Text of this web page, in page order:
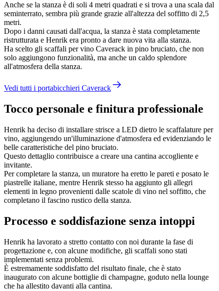
Anche se la stanza è di soli 4 metri quadrati e si trova a una scala dal
seminterrato, sembra più grande grazie all'altezza del soffitto di 2,5
metri.
Dopo i danni causati dall'acqua, la stanza è stata completamente
ristrutturata e Henrik era pronto a dare nuova vita alla stanza.
Ha scelto gli scaffali per vino Caverack in pino bruciato, che non
solo aggiungono funzionalità, ma anche un caldo splendore
all'atmosfera della stanza.
Vedi tutti i portabicchieri Caverack
Tocco personale e finitura professionale
Henrik ha deciso di installare strisce a LED dietro le scaffalature per
vino, aggiungendo un'illuminazione d'atmosfera ed evidenziando le
belle caratteristiche del pino bruciato.
Questo dettaglio contribuisce a creare una cantina accogliente e
invitante.
Per completare la stanza, un muratore ha eretto le pareti e posato le
piastrelle italiane, mentre Henrik stesso ha aggiunto gli allegri
elementi in legno provenienti dalle scatole di vino nel soffitto, che
completano il fascino rustico della stanza.
Processo e soddisfazione senza intoppi
Henrik ha lavorato a stretto contatto con noi durante la fase di
progettazione e, con alcune modifiche, gli scaffali sono stati
implementati senza problemi.
È estremamente soddisfatto del risultato finale, che è stato
inaugurato con alcune bottiglie di champagne, goduto nella lounge
che ha allestito davanti alla cantina.